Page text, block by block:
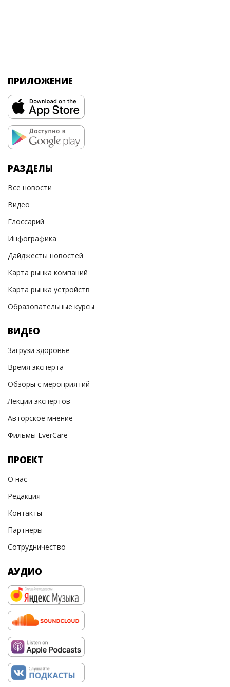
ПРИЛОЖЕНИЕ
РАЗДЕЛЫ
Все новости
Видео
Глоссарий
Инфографика
Дайджесты новостей
Карта рынка компаний
Карта рынка устройств
Образовательные курсы
ВИДЕО
Загрузи здоровье
Время эксперта
Обзоры с мероприятий
Лекции экспертов
Авторское мнение
Фильмы EverCare
ПРОЕКТ
О нас
Редакция
Контакты
Партнеры
Сотрудничество
АУДИО